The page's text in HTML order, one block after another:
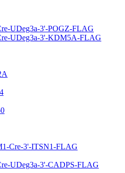
UDeg3a-3'-POGZ-FLAG
UDeg3a-3'-KDM5A-FLAG
Cre-3'-ITSN1-FLAG
UDeg3a-3'-CADPS-FLAG